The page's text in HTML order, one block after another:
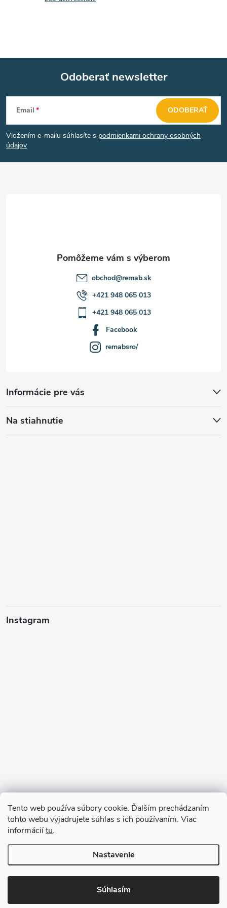
Tento web používa súbory cookie. Ďalším prechádzaním
tohto webu vyjadrujete súhlas s ich používaním. Viac
informáciítu.
Nastavenie
Súhlasím
v
y
ý
p
Z
á
p
Odoberať newsletter
Email
Vložením e-mailu súhlasíte s podmienkami ochrany osobných
údajov
ODOBERAŤ
Informácie pre vás
Na stiahnutie
Instagram
Sledovať na Instagrame
obchod@remab.sk
+421 948 065 013
+421 948 065 013
Facebook
remabsro/
Copyright 2026remab.sk. Všetky práva vyhradené.